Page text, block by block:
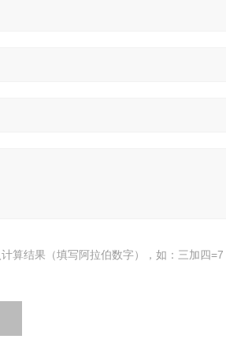
算结果（填写阿拉伯数字），如：三加四=7